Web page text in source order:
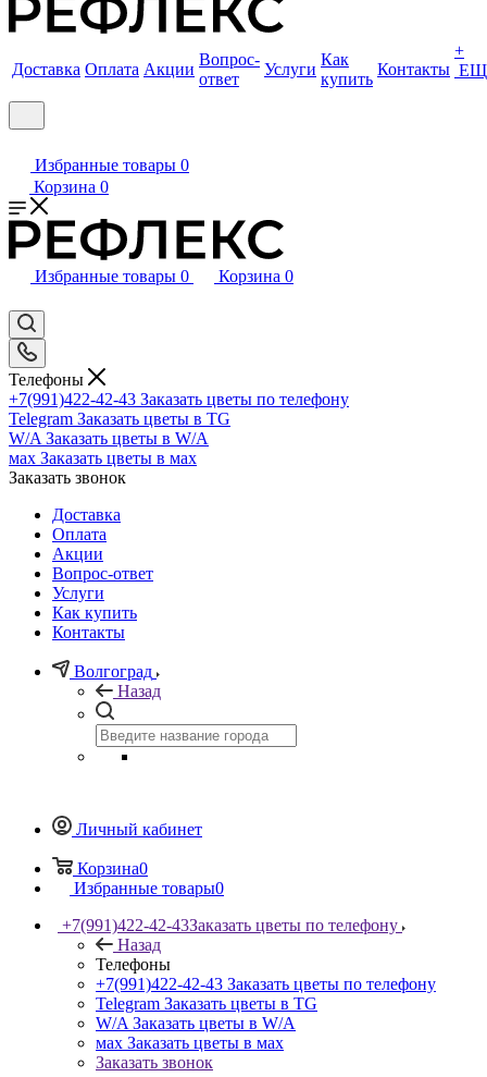
Доставка Оплата Акции
Вопрос-
ответ
Услуги
Как
купить
Контакты
+
Избранные товары 0
Корзина 0
Избранные товары 0 Корзина 0
Телефоны
+7(991)422-42-43 Заказать цветы по телефону
Telegram Заказать цветы в TG
W/A Заказать цветы в W/A
мах Заказать цветы в мах
Заказать звонок
Доставка
Оплата
Акции
Вопрос-ответ
Услуги
Как купить
Контакты
Волгоград
Назад
Личный кабинет
Корзина0
Избранные товары0
+7(991)422-42-43Заказать цветы по телефону
Назад
Телефоны
+7(991)422-42-43 Заказать цветы по телефону
Telegram Заказать цветы в TG
W/A Заказать цветы в W/A
мах Заказать цветы в мах
Заказать звонок